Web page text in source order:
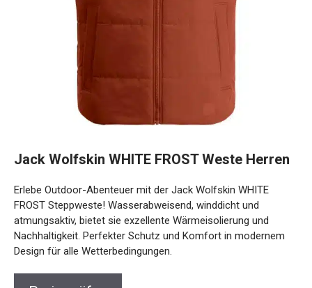
Herren
Erlebe Outdoor-Abenteuer mit der Jack Wolfskin WHITE
FROST Steppweste! Wasserabweisend, winddicht und
atmungsaktiv, bietet sie exzellente Wärmeisolierung und
Nachhaltigkeit. Perfekter Schutz und Komfort in modernem
Design für alle Wetterbedingungen.